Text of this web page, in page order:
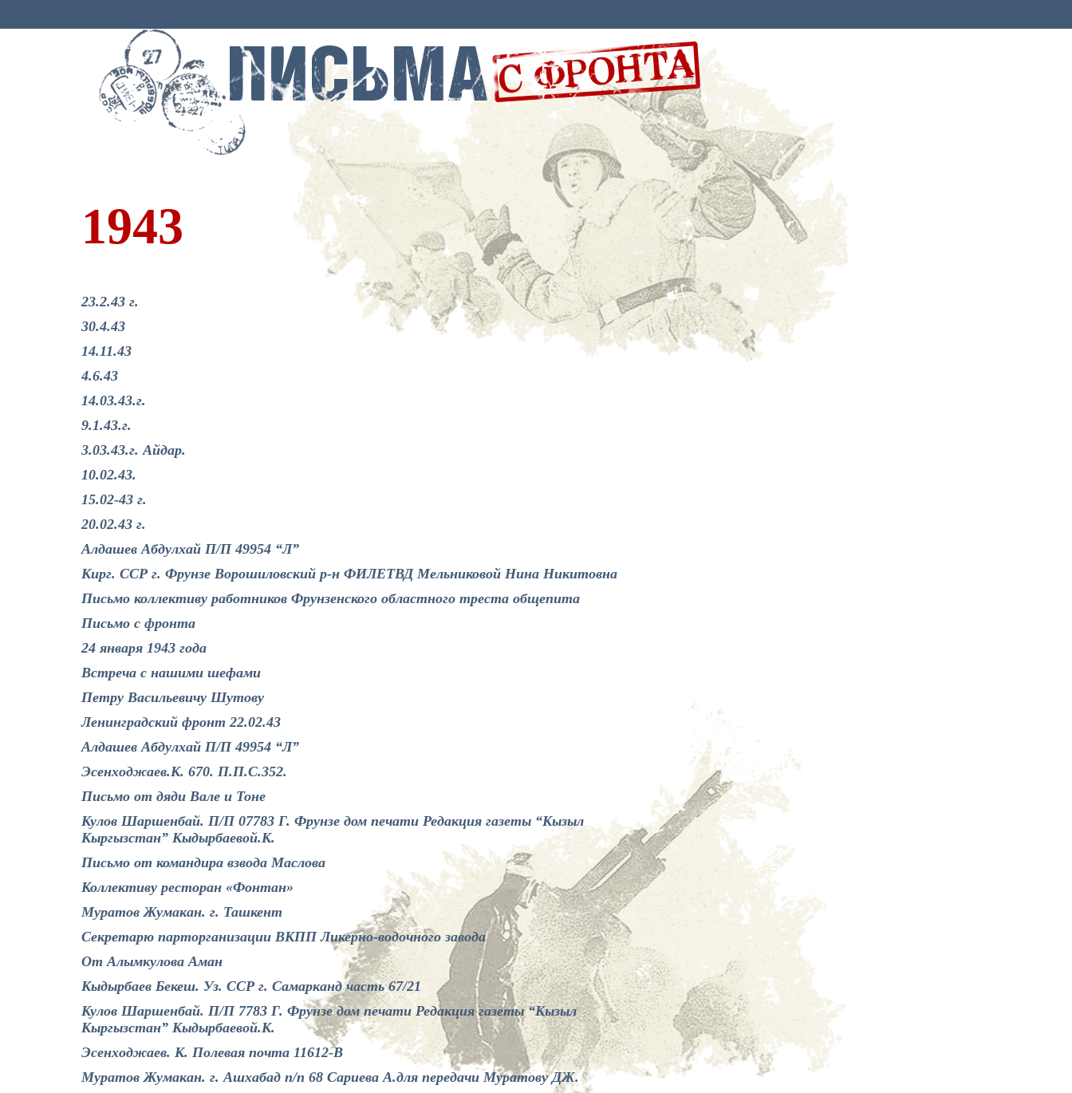
1943
23.2.43 г.
30.4.43
14.11.43
4.6.43
14.03.43.г.
9.1.43.г.
3.03.43.г. Айдар.
10.02.43.
15.02-43 г.
20.02.43 г.
Алдашев Абдулхай П/П 49954 “Л”
Кирг. ССР г. Фрунзе Ворошиловский р-н ФИЛЕТВД Мельниковой Нина Никитовна
Письмо коллективу работников Фрунзенского областного треста общепита
Письмо с фронта
24 января 1943 года
Встреча с нашими шефами
Петру Васильевичу Шутову
Ленинградский фронт 22.02.43
Алдашев Абдулхай П/П 49954 “Л”
Эсенходжаев.К. 670. П.П.С.352.
Письмо от дяди Вале и Тоне
Кулов Шаршенбай. П/П 07783 Г. Фрунзе дом печати Редакция газеты “Кызыл
Кыргызстан” Кыдырбаевой.К.
Письмо от командира взвода Маслова
Коллективу ресторан «Фонтан»
Муратов Жумакан. г. Ташкент
Секретарю парторганизации ВКПП Ликерно-водочного завода
От Алымкулова Аман
Кыдырбаев Бекеш. Уз. ССР г. Самарканд часть 67/21
Кулов Шаршенбай. П/П 7783 Г. Фрунзе дом печати Редакция газеты “Кызыл
Кыргызстан” Кыдырбаевой.К.
Эсенходжаев. К. Полевая почта 11612-В
Муратов Жумакан. г. Ашхабад п/п 68 Сариева А.для передачи Муратову ДЖ.